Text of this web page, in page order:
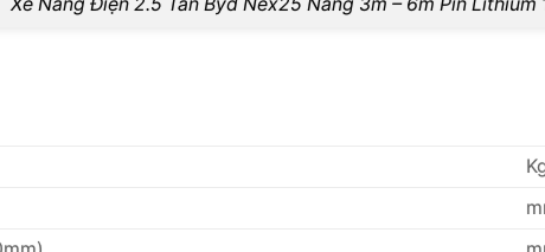
Xe Nâng Điện 2.5 Tấn Byd Nex25 Nâng 3m – 6m Pin Lithium